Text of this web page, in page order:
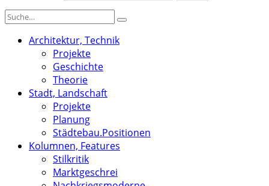
Architektur, Technik
Projekte
Geschichte
Theorie
Stadt, Landschaft
Projekte
Planung
Städtebau.Positionen
Kolumnen, Features
Stilkritik
Marktgeschrei